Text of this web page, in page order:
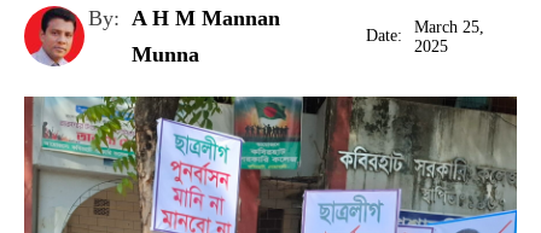
By: A H M Mannan
Munna
Date:
March 25,
2025